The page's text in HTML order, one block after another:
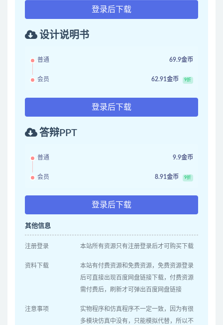
登录后下载
设计说明书
普通 69.9金币
会员 62.91金币 9折
登录后下载
答辩PPT
普通 9.9金币
会员 8.91金币 9折
登录后下载
其他信息
注册登录 本站所有资源只有注册登录后才可购买下载
资料下载
本站有付费资源和免费资源，免费资源登录
后可直接出现百度网盘链接下载，付费资源
需付费后，刷新才可弹出百度网盘链接
注意事项
实物程序和仿真程序不一定一致，因为有很
多模块仿真中没有，只能模拟代替，所以不